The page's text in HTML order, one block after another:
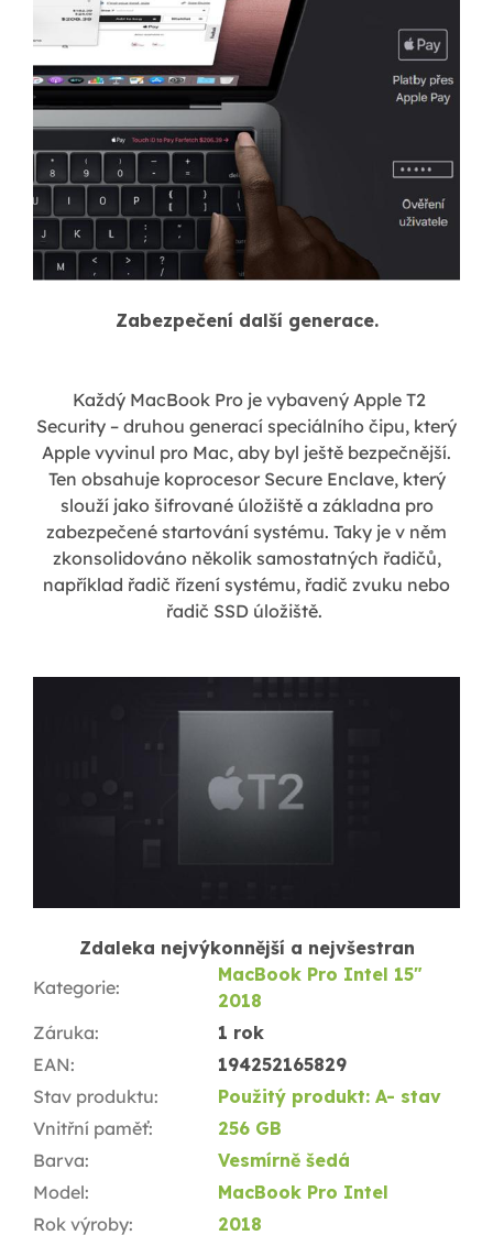
Zabezpečení další generace.
Každý MacBook Pro je vybavený Apple T2
Security – druhou generací speciálního čipu, který
Apple vyvinul pro Mac, aby byl ještě bezpečnější.
Ten obsahuje koprocesor Secure Enclave, který
slouží jako šifrované úložiště a základna pro
zabezpečené startování systému. Taky je v něm
zkonsolidováno několik samostatných řadičů,
například řadič řízení systému, řadič zvuku nebo
řadič SSD úložiště.
Zdaleka nejvýkonnější a nejvšestran
Kategorie:
MacBook Pro Intel 15"
2018
Záruka:
1 rok
EAN:
194252165829
Stav produktu:
Použitý produkt: A- stav
Vnitřní paměť:
256 GB
Barva:
Vesmírně šedá
Model:
MacBook Pro Intel
Rok výroby:
2018